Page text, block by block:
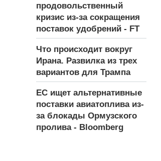
продовольственный
кризис из-за сокращения
поставок удобрений - FT
Что происходит вокруг
Ирана. Развилка из трех
вариантов для Трампа
ЕС ищет альтернативные
поставки авиатоплива из-
за блокады Ормузского
пролива - Bloomberg